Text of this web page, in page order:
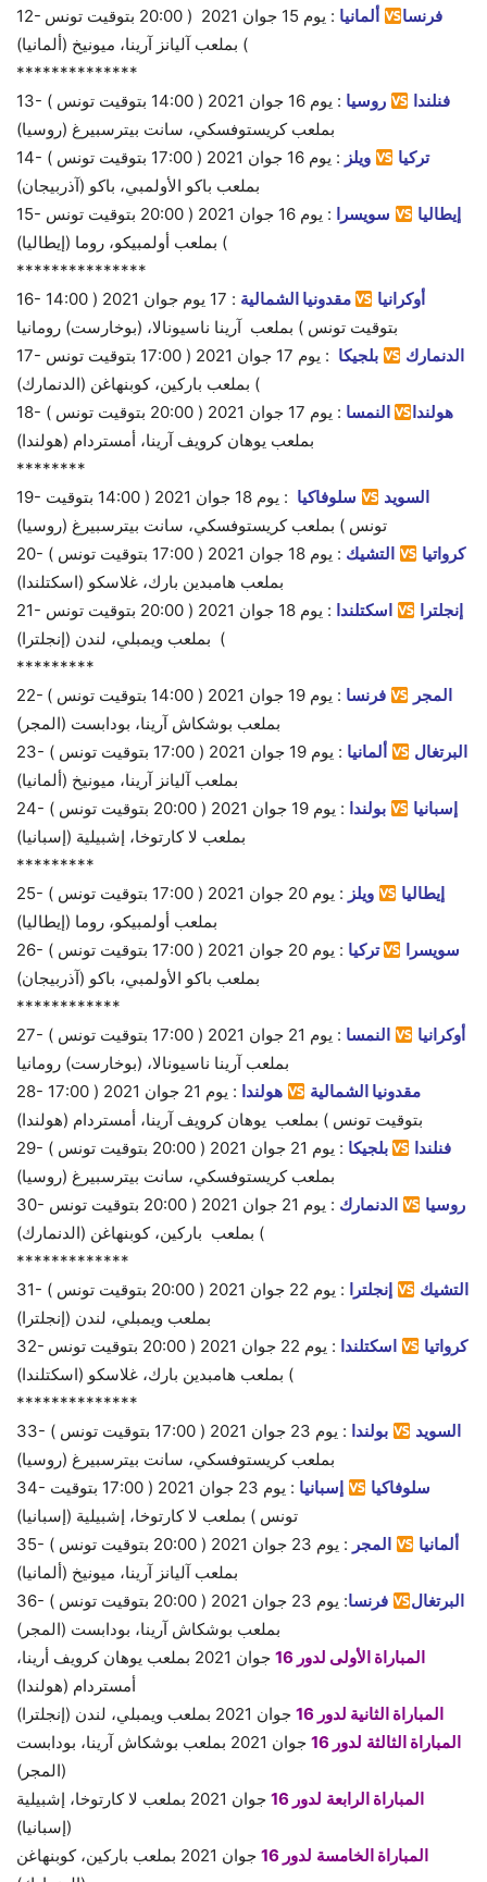
12-
فرنسا ألمانيا : يوم 15
جوان 2021 ( 20:00 بتوقيت تونس
) بملعب آليانز آرينا، ميونيخ (ألمانيا)
**************
13-
فنلندا روسيا : يوم 16
جوان 2021 ( 14:00 بتوقيت تونس )
بملعب كريستوفسكي، سانت بيترسبيرغ (روسيا)
14-
تركيا ويلز : يوم 16
جوان 2021 ( 17:00 بتوقيت تونس )
بملعب باكو الأولمبي، باكو (آذربيجان)
15-
إيطاليا سويسرا : يوم 16
جوان 2021 ( 20:00 بتوقيت تونس
) بملعب أولمبيكو، روما (إيطاليا)
***************
16-
أوكرانيا مقدونيا الشمالية : 17 يوم
جوان 2021 ( 14:00
بتوقيت تونس ) بملعب آرينا ناسيونالا، (بوخارست) رومانيا
17-
الدنمارك بلجيكا : يوم 17
جوان 2021 ( 17:00 بتوقيت تونس
) بملعب باركين، كوبنهاغن (الدنمارك)
18-
هولندا النمسا : يوم 17
جوان 2021 ( 20:00 بتوقيت تونس )
بملعب يوهان كرويف آرينا، أمستردام (هولندا)
********
19-
السويد سلوفاكيا : يوم 18
جوان 2021 ( 14:00 بتوقيت
تونس ) بملعب كريستوفسكي، سانت بيترسبيرغ (روسيا)
20-
كرواتيا التشيك : يوم 18
جوان 2021 ( 17:00 بتوقيت تونس )
بملعب هامبدين بارك، غلاسكو (اسكتلندا)
21-
إنجلترا اسكتلندا : يوم 18
جوان 2021 ( 20:00 بتوقيت تونس
) بملعب ويمبلي، لندن (إنجلترا)
*********
22-
المجر فرنسا : يوم 19
جوان 2021 ( 14:00 بتوقيت تونس )
بملعب بوشكاش آرينا، بودابست (المجر)
23-
البرتغال ألمانيا : يوم 19
جوان 2021 ( 17:00 بتوقيت تونس )
بملعب آليانز آرينا، ميونيخ (ألمانيا)
24-
إسبانيا بولندا : يوم 19
جوان 2021 ( 20:00 بتوقيت تونس )
بملعب لا كارتوخا، إشبيلية (إسبانيا)
*********
25-
إيطاليا ويلز : يوم 20
جوان 2021 ( 17:00 بتوقيت تونس )
بملعب أولمبيكو، روما (إيطاليا)
26-
سويسرا تركيا : يوم 20
جوان 2021 ( 17:00 بتوقيت تونس )
بملعب باكو الأولمبي، باكو (آذربيجان)
************
27-
أوكرانيا النمسا : يوم 21
جوان 2021 ( 17:00 بتوقيت تونس )
بملعب آرينا ناسيونالا، (بوخارست) رومانيا
28-
مقدونيا الشمالية هولندا : يوم 21
جوان 2021 ( 17:00
بتوقيت تونس ) بملعب يوهان كرويف آرينا، أمستردام (هولندا)
29-
فنلندا بلجيكا : يوم 21
جوان 2021 ( 20:00 بتوقيت تونس )
بملعب كريستوفسكي، سانت بيترسبيرغ (روسيا)
30-
روسيا الدنمارك : يوم 21
جوان 2021 ( 20:00 بتوقيت تونس
) بملعب باركين، كوبنهاغن (الدنمارك)
*************
31-
التشيك إنجلترا : يوم 22
جوان 2021 ( 20:00 بتوقيت تونس )
32-
كرواتيا اسكتلندا : يوم 22
جوان 2021 ( 20:00 بتوقيت تونس
) بملعب هامبدين بارك، غلاسكو (اسكتلندا)
**************
33-
السويد بولندا : يوم 23 جوان
2021 ( 17:00 بتوقيت تونس )
بملعب كريستوفسكي، سانت بيترسبيرغ (روسيا)
34-
سلوفاكيا إسبانيا : يوم 23
جوان 2021 ( 17:00 بتوقيت
تونس ) بملعب لا كارتوخا، إشبيلية (إسبانيا)
35-
ألمانيا المجر : يوم 23
جوان 2021 ( 20:00 بتوقيت تونس )
بملعب آليانز آرينا، ميونيخ (ألمانيا)
36-
البرتغال فرنسا: يوم 23
جوان 2021 ( 20:00 بتوقيت تونس )
بملعب بوشكاش آرينا، بودابست (المجر)
المباراة الأولى لدور 16
جوان 2021 بملعب يوهان كرويف أرينا،
أمستردام (هولندا)
المباراة الثانية لدور 16
جوان 2021 بملعب ويمبلي، لندن (إنجلترا)
المباراة الثالثة لدور 16
جوان 2021 بملعب بوشكاش آرينا، بودابست
(المجر)
المباراة الرابعة لدور 16
جوان 2021 بملعب لا كارتوخا، إشبيلية
(إسبانيا)
المباراة الخامسة لدور 16
جوان 2021 بملعب باركين، كوبنهاغن